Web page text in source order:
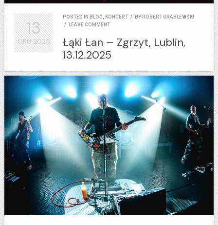
POSTED IN BLOG KONCERT / BY ROBERT GRABLEWSKI
/
LEAVE COMMENT
Łąki Łan – Zgrzyt, Lublin,
13.12.2025
13
GRU2025